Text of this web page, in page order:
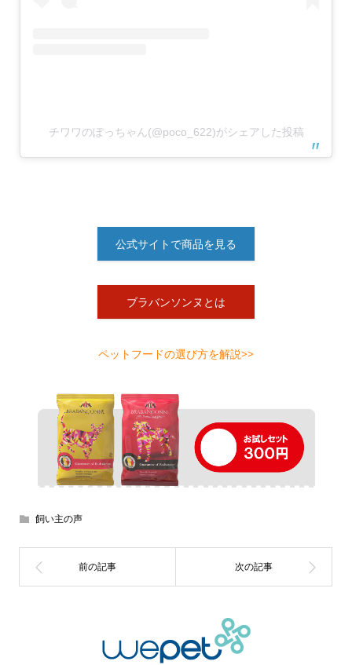
チワワのぽっちゃん(@poco_622)がシェアした投稿
公式サイトで商品を見る
ブラバンソンヌとは
ペットフードの選び方を解説>>
飼い主の声